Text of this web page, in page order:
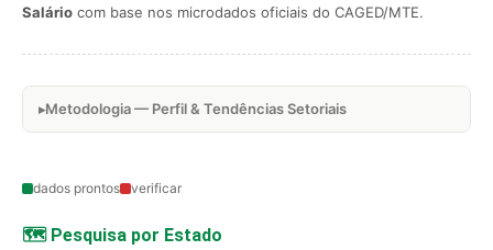
Salário com base nos microdados oficiais do CAGED/MTE.
Metodologia — Perfil & Tendências Setoriais
dados prontos verificar
🗺️ Pesquisa por Estado